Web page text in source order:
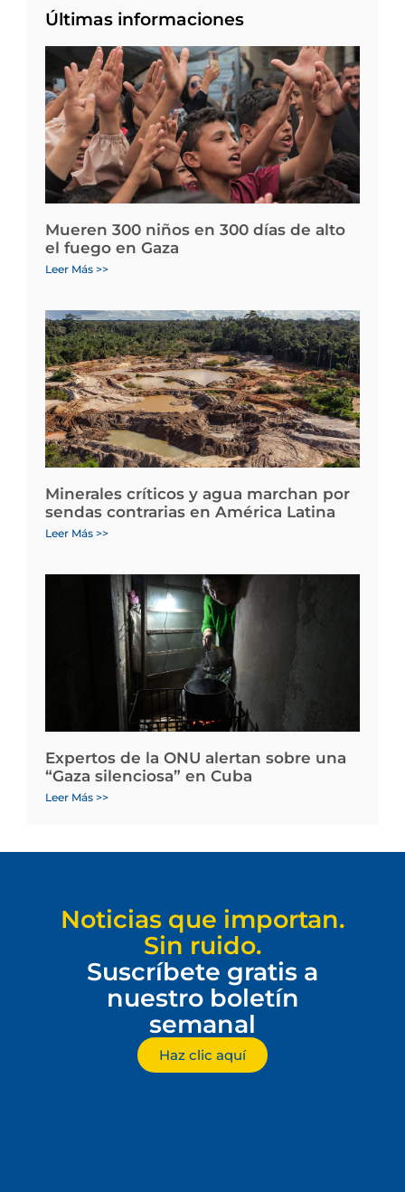
Últimas informaciones
Mueren 300 niños en 300 días de alto
el fuego en Gaza
Leer Más >>
Minerales críticos y agua marchan por
sendas contrarias en América Latina
Leer Más >>
Expertos de la ONU alertan sobre una
“Gaza silenciosa” en Cuba
Leer Más >>
Noticias que importan.
Sin ruido.
Suscríbete gratis a
nuestro boletín
semanal
Haz clic aquí